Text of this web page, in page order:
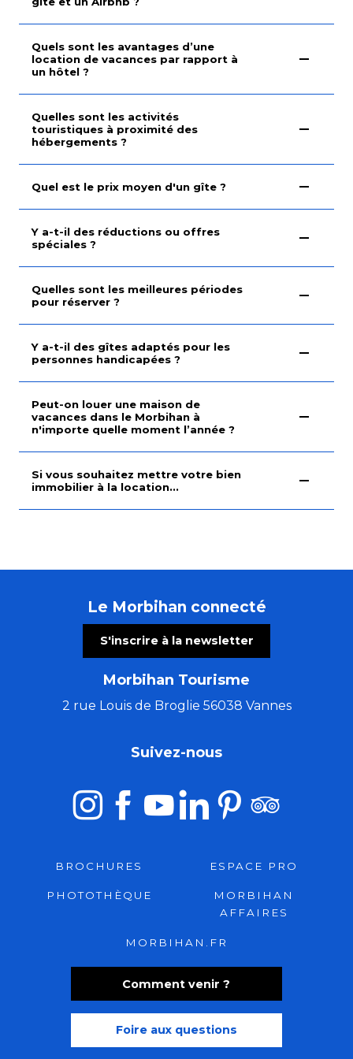
Quels sont les avantages d’une
location de vacances par rapport à
un hôtel ?
Quelles sont les activités
touristiques à proximité des
hébergements ?
Quel est le prix moyen d'un gîte ?
Y a-t-il des réductions ou offres
spéciales ?
Quelles sont les meilleures périodes
pour réserver ?
Y a-t-il des gîtes adaptés pour les
personnes handicapées ?
Peut-on louer une maison de
vacances dans le Morbihan à
n'importe quelle moment l’année ?
Si vous souhaitez mettre votre bien
immobilier à la location...
Le Morbihan connecté
S'inscrire à la newsletter
Morbihan Tourisme
2 rue Louis de Broglie 56038 Vannes
Comment venir ?
Foire aux questions
Suivez-nous
BROCHURES ESPACE PRO
PHOTOTHÈQUE
MORBIHAN
AFFAIRES
MORBIHAN.FR